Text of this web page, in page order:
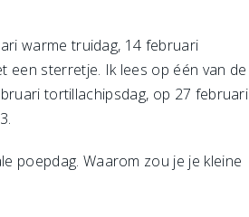
warme truidag, 14 februari
een sterretje. Ik lees op één van de
tortillachipsdag, op 27 februari
poepdag. Waarom zou je je kleine